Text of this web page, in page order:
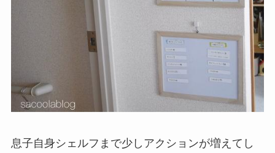
息子自身シェルフまで少しアクションが増えてし